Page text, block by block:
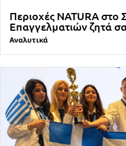
Περιοχές NATURA
Επαγγελματιών ζητά
Αναλυτικά